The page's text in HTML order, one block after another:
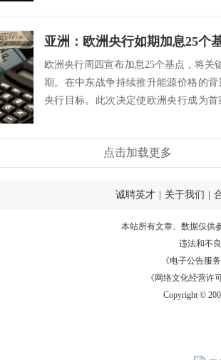
亚洲：欧洲央行如期加息25个
欧洲央行周四宣布加息25个基点，将关
期。在中东战争持续推升能源价格的
央行目标。此次决定使欧洲央行成为
点击加载更多
诚聘英才 关于我们
本站所有文章、数据仅供
违法和不
《电子公告服务
《网络文化经营许
Copyright ©